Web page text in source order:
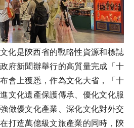
化是陝西省的戰略性資源和標誌
府新聞辦舉行的高質量完成「十
會上獲悉，作為文化大省，「十
文化遺產保護傳承、優化文化服
做優文化產業、深化文化對外交
打造萬億級文旅產業的同時，陝